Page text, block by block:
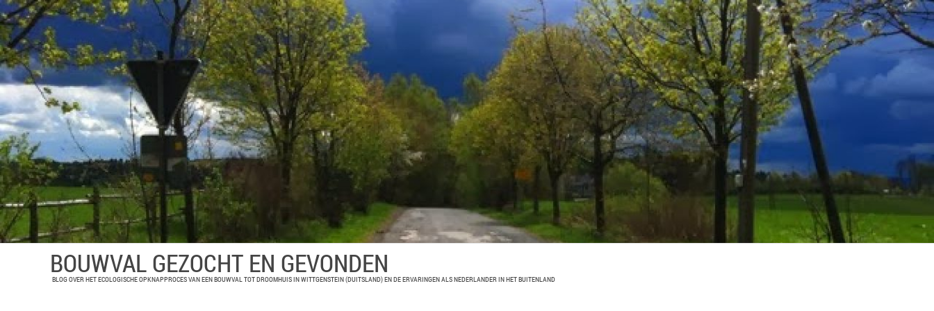
BOUWVAL GEZOCHT EN GEVONDEN
BLOG OVER HET ECOLOGISCHE OPKNAPPROCES VAN EEN BOUWVAL TOT DROOMHUIS IN WITTGENSTEIN (DUITSLAND) EN DE ERVARINGEN ALS NEDERLANDER IN HET BUITENLAND